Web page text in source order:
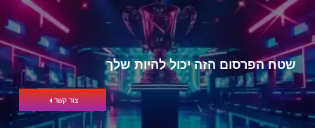
שטח הפרסום הזה יכול להיות שלך
צור קשר